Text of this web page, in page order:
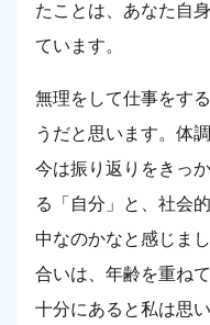
たことは、あなた自
ています。
無理をして仕事をす
うだと思います。体
今は振り返りをきっ
る「自分」と、社会
中なのかなと感じま
合いは、年齢を重ね
十分にあると私は思